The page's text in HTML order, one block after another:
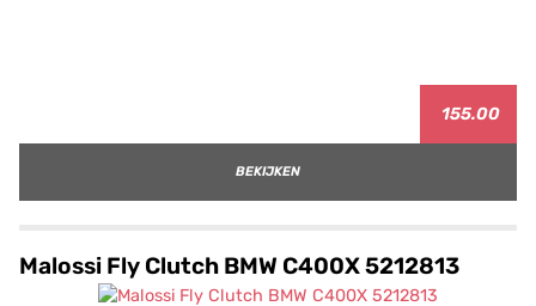
155.00
BEKIJKEN
Malossi Fly Clutch BMW C400X 5212813